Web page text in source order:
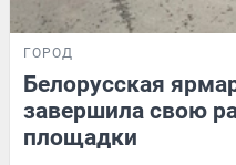
ГОРОД
Белорусская
завершила свою
площадки